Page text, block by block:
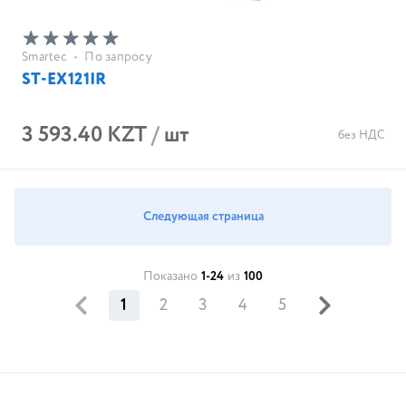
Smartec • По запросу
ST-EX121IR
3 593.40 KZT/шт без НДС
Следующая страница
Показано 1-24 из 100
1 2 3 4 5